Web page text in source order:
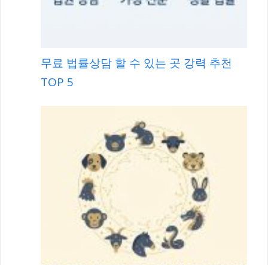
무료 법률상담 할 수 있는 곳 강력 추천
TOP 5